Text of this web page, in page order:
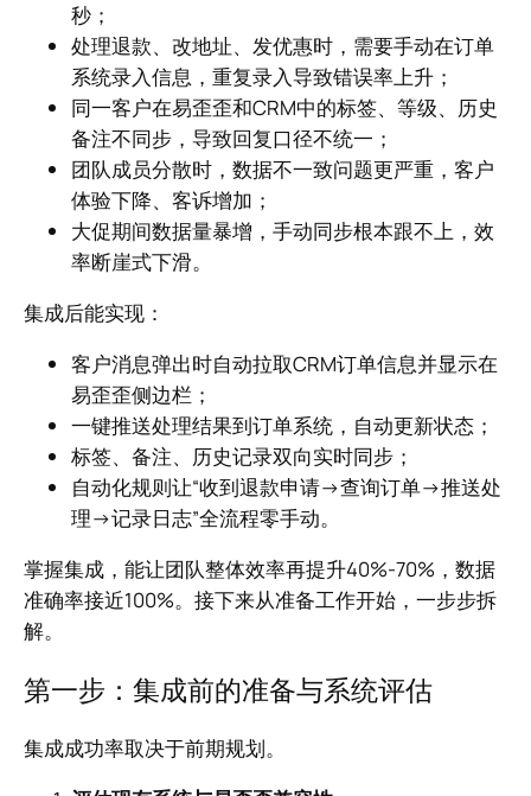
秒；
处理退款、改地址、发优惠时，需要手动在订单
系统录入信息，重复录入导致错误率上升；
同一客户在易歪歪和CRM中的标签、等级、历史
备注不同步，导致回复口径不统一；
团队成员分散时，数据不一致问题更严重，客户
体验下降、客诉增加；
大促期间数据量暴增，手动同步根本跟不上，效
率断崖式下滑。
集成后能实现：
客户消息弹出时自动拉取CRM订单信息并显示在
易歪歪侧边栏；
一键推送处理结果到订单系统，自动更新状态；
标签、备注、历史记录双向实时同步；
自动化规则让“收到退款申请→查询订单→推送处
理→记录日志”全流程零手动。
掌握集成，能让团队整体效率再提升40%-70%，数据
准确率接近100%。接下来从准备工作开始，一步步拆
解。
第一步：集成前的准备与系统评估
集成成功率取决于前期规划。